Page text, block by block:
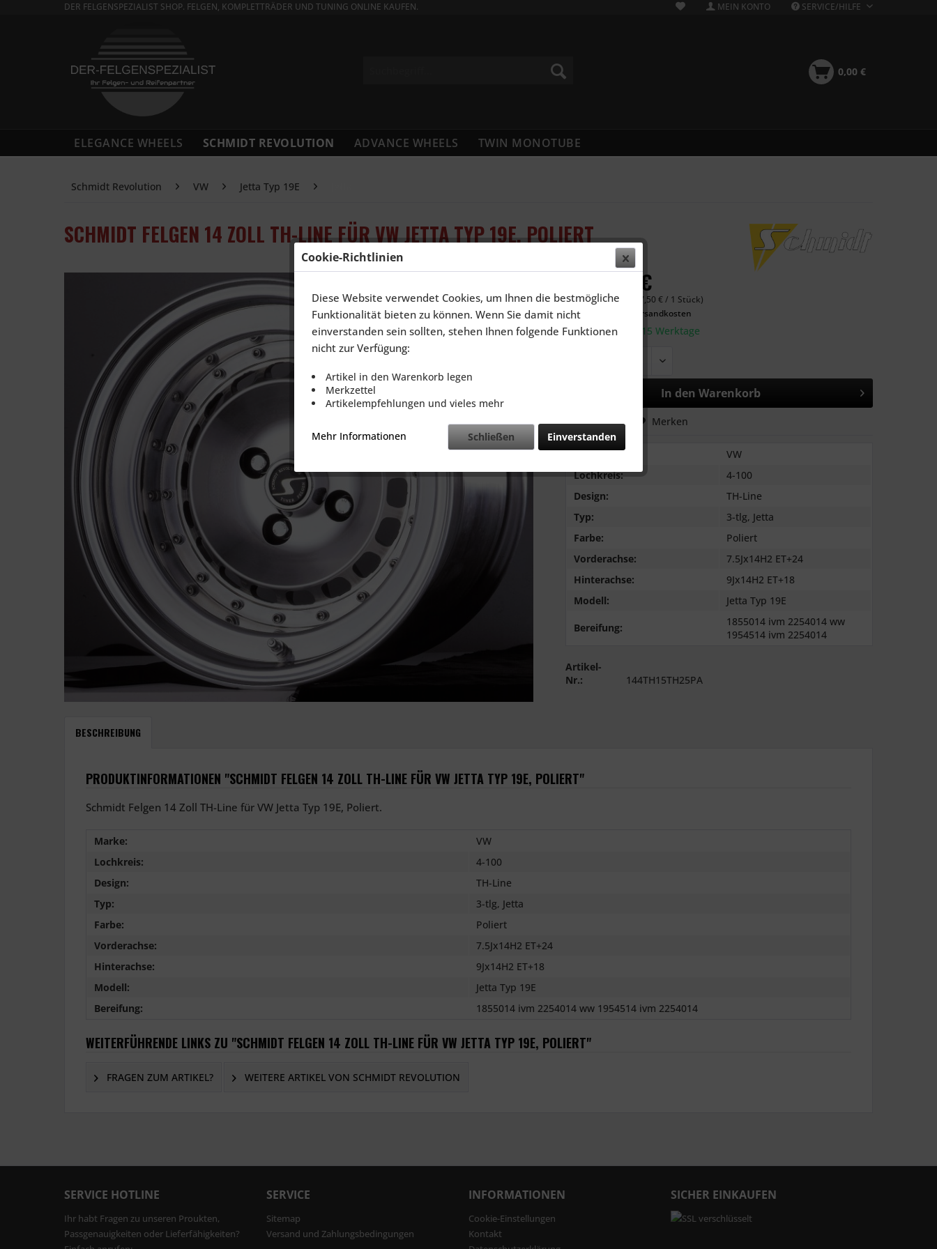
DER FELGENSPEZIALIST SHOP. FELGEN, KOMPLETTRÄDER UND TUNING ONLINE KAUFEN. MEIN KONTO SERVICE/HILFE
0,00 €
ELEGANCE WHEELS SCHMIDT REVOLUTION ADVANCE WHEELS TWIN MONOTUBE
Schmidt Revolution VW Jetta Typ 19E
SCHMIDT FELGEN 14 ZOLL TH-LINE FÜR VW JETTA TYP 19E, POLIERT
2.310,00 €
Inhalt:4 Stück (577,50 € / 1 Stück)
inkl. MwSt.
zzgl. Versandkosten
Lieferzeit: 10-15 Werktage
In den Warenkorb
Vergleichen Merken
Marke:
VW
Lochkreis:
4-100
Design:
TH-Line
Typ:
3-tlg, Jetta
Farbe:
Poliert
Vorderachse:
7.5Jx14H2 ET+24
Hinterachse:
9Jx14H2 ET+18
Modell:
Jetta Typ 19E
Bereifung:
1855014 ivm 2254014 ww
1954514 ivm 2254014
Artikel-
Nr.:
144TH15TH25PA
BESCHREIBUNG
PRODUKTINFORMATIONEN "SCHMIDT FELGEN 14 ZOLL TH-LINE FÜR VW JETTA TYP 19E, POLIERT"
Schmidt Felgen 14 Zoll TH-Line für VW Jetta Typ 19E, Poliert.
Marke:
VW
Lochkreis:
4-100
Design:
TH-Line
Typ:
3-tlg, Jetta
Farbe:
Poliert
Vorderachse:
7.5Jx14H2 ET+24
Hinterachse:
9Jx14H2 ET+18
Modell:
Jetta Typ 19E
Bereifung:
1855014 ivm 2254014 ww 1954514 ivm 2254014
WEITERFÜHRENDE LINKS ZU "SCHMIDT FELGEN 14 ZOLL TH-LINE FÜR VW JETTA TYP 19E, POLIERT"
FRAGEN ZUM ARTIKEL? WEITERE ARTIKEL VON SCHMIDT REVOLUTION
SERVICE HOTLINE
Ihr habt Fragen zu unseren Proukten,
Passgenauigkeiten oder Lieferfähigkeiten?
SERVICE
Sitemap
Versand und Zahlungsbedingungen
INFORMATIONEN
Cookie-Einstellungen
Kontakt
SICHER EINKAUFEN
Cookie-Richtlinien
Diese Website verwendet Cookies, um Ihnen die bestmögliche
Funktionalität bieten zu können. Wenn Sie damit nicht
einverstanden sein sollten, stehen Ihnen folgende Funktionen
nicht zur Verfügung:
Artikel in den Warenkorb legen
Merkzettel
Artikelempfehlungen und vieles mehr
Mehr Informationen Einverstanden
Schließen